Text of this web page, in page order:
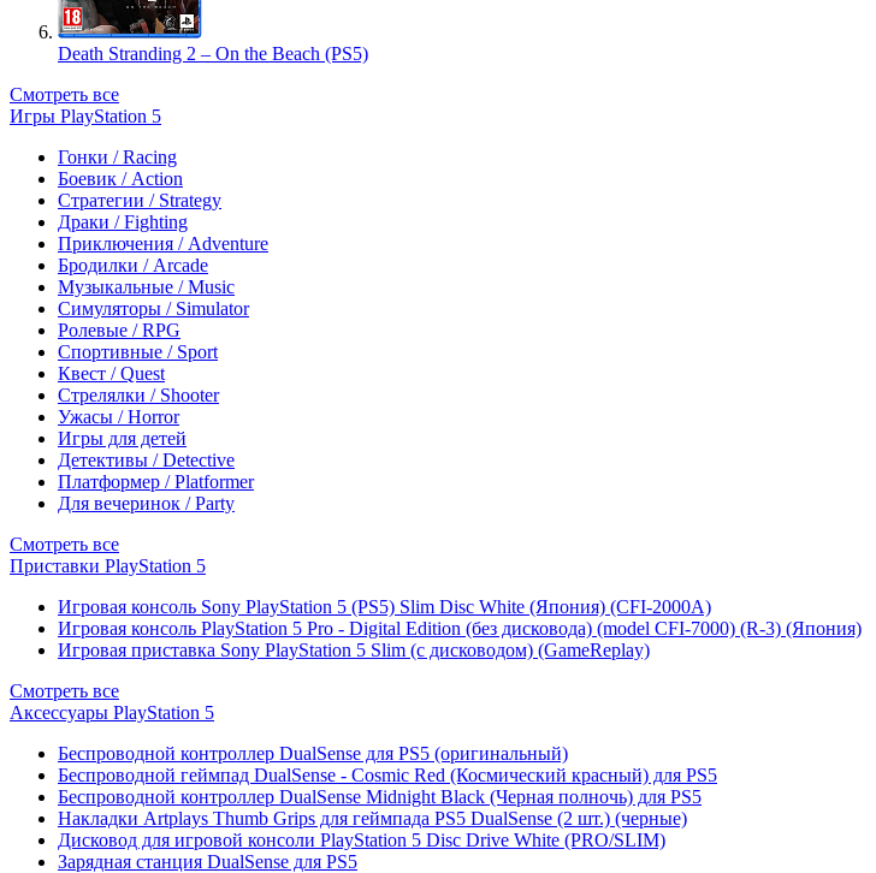
Death Stranding 2 – On the Beach (PS5)
Смотреть все
Игры PlayStation 5
Гонки / Racing
Боевик / Action
Стратегии / Strategy
Драки / Fighting
Приключения / Adventure
Бродилки / Arcade
Музыкальные / Music
Симуляторы / Simulator
Ролевые / RPG
Спортивные / Sport
Квест / Quest
Стрелялки / Shooter
Ужасы / Horror
Игры для детей
Детективы / Detective
Платформер / Platformer
Для вечеринок / Party
Смотреть все
Приставки PlayStation 5
Игровая консоль Sony PlayStation 5 (PS5) Slim Disc White (Япония) (CFI-2000A)
Игровая консоль PlayStation 5 Pro - Digital Edition (без дисковода) (model CFI-7000) (R-3) (Япония)
Игровая приставка Sony PlayStation 5 Slim (с дисководом) (GameReplay)
Смотреть все
Аксессуары PlayStation 5
Беспроводной контроллер DualSense для PS5 (оригинальный)
Беспроводной геймпад DualSense - Cosmic Red (Космический красный) для PS5
Беспроводной контроллер DualSense Midnight Black (Черная полночь) для PS5
Накладки Artplays Thumb Grips для геймпада PS5 DualSense (2 шт.) (черные)
Дисковод для игровой консоли PlayStation 5 Disc Drive White (PRO/SLIM)
Зарядная станция DualSense для PS5